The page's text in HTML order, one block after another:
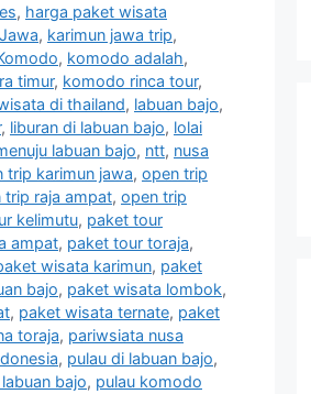
, harga paket wisata
, karimun jawa trip,
, komodo adalah,
timur, komodo rinca tour,
di thailand, labuan bajo,
, liburan di labuan bajo, lolai
labuan bajo, ntt, nusa
trip karimun jawa, open trip
trip raja ampat, open trip
kelimutu, paket tour
ampat, paket tour toraja,
wisata karimun, paket
bajo, paket wisata lombok,
, paket wisata ternate, paket
toraja, pariwsiata nusa
, pulau di labuan bajo,
bajo, pulau komodo